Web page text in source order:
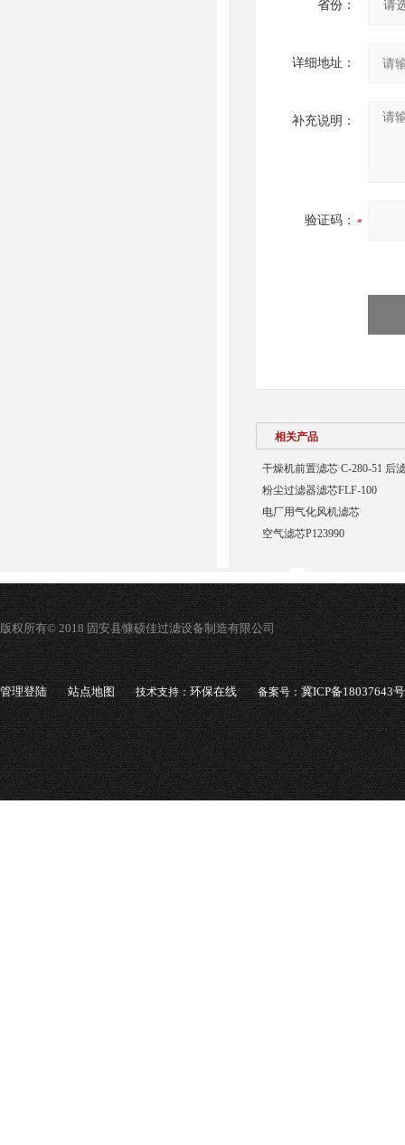
省份：
详细地址：
补充说明：
验证码：
相关产品
干燥机前置滤芯 C-280-51 后
粉尘过滤器滤芯FLF-100
电厂用气化风机滤芯
空气滤芯P123990
版权所有© 2018 固安县慷硕佳过滤设备制造有限公司
管理登陆 站点地图 技术支持：环保在线 备案号：冀ICP备18037643